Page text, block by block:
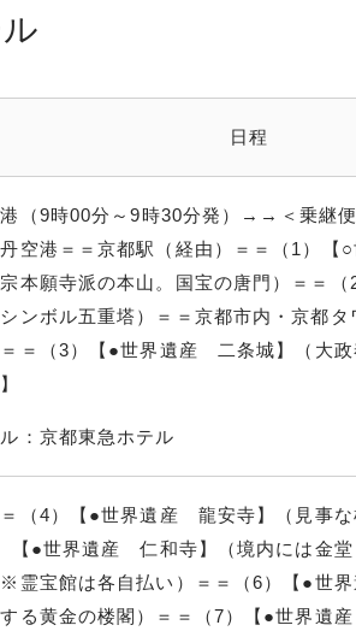
日程
（9時00分～9時30分発）→→＜乗継便
空港＝＝京都駅（経由）＝＝（1）【
宗本願寺派の本山。国宝の唐門）＝＝
シンボル五重塔）＝＝京都市内・京都
＝（3）【●世界遺産 二条城】（大政
：京都東急ホテル
（4）【●世界遺産 龍安寺】（見事な
【●世界遺産 仁和寺】（境内には金
霊宝館は各自払い）＝＝（6）【●世
る黄金の楼閣）＝＝（7）【●世界遺